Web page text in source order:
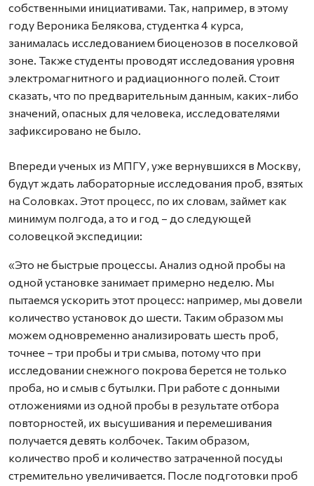
собственными инициативами. Так, например, в этому
году Вероника Белякова, студентка 4 курса,
занималась исследованием биоценозов в поселковой
зоне. Также студенты проводят исследования уровня
электромагнитного и радиационного полей. Стоит
сказать, что по предварительным данным, каких-либо
значений, опасных для человека, исследователями
зафиксировано не было.
Впереди ученых из МПГУ, уже вернувшихся в Москву,
будут ждать лабораторные исследования проб, взятых
на Соловках. Этот процесс, по их словам, займет как
минимум полгода, а то и год – до следующей
соловецкой экспедиции:
«Это не быстрые процессы. Анализ одной пробы на
одной установке занимает примерно неделю. Мы
пытаемся ускорить этот процесс: например, мы довели
количество установок до шести. Таким образом мы
можем одновременно анализировать шесть проб,
точнее – три пробы и три смыва, потому что при
исследовании снежного покрова берется не только
проба, но и смыв с бутылки. При работе с донными
отложениями из одной пробы в результате отбора
повторностей, их высушивания и перемешивания
получается девять колбочек. Таким образом,
количество проб и количество затраченной посуды
стремительно увеличивается. После подготовки проб